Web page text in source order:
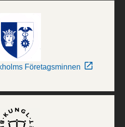
Företagsminnen